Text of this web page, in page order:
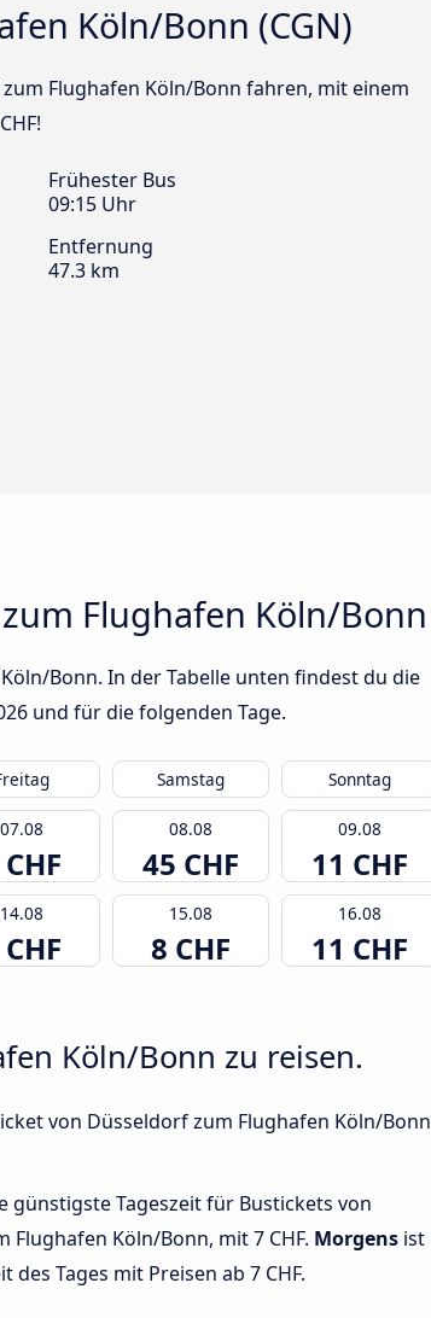
Köln/Bonn (CGN)
Flughafen Köln/Bonn fahren, mit einem
Frühester Bus
09:15 Uhr
Entfernung
47.3 km
Flughafen Köln/Bonn
Bonn. In der Tabelle unten findest du die
und für die folgenden Tage.
Samstag Sonntag
07.08 08.08
45 CHF
09.08
11 CHF
14.08 15.08
8 CHF
16.08
11 CHF
Köln/Bonn zu reisen.
von Düsseldorf zum Flughafen Köln/Bonn
günstigste Tageszeit für Bustickets von
Flughafen Köln/Bonn, mit 7 CHF. Morgens ist
des Tages mit Preisen ab 7 CHF.